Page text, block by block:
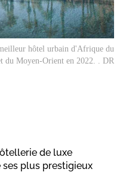
hôtel urbain d'Afrique du
du Moyen-Orient en 2022. . DR
de luxe
plus prestigieux